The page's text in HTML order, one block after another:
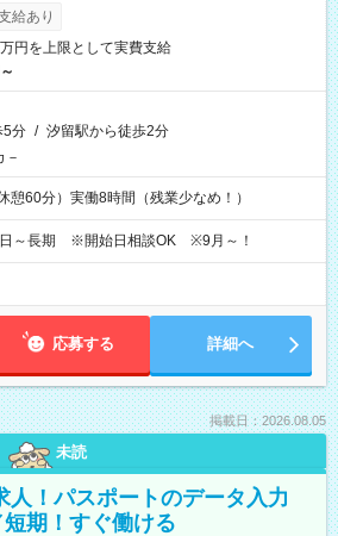
用条件有）
給あり
円を上限として実費支給
5分 / 汐留駅から徒歩2分
－
憩60分）実働8時間（残業少なめ！）
～長期 ※開始日相談OK ※9月～！
応募する 詳細へ
掲載日：2026.08.05
未読
人！パスポートのデータ入力
期！すぐ働ける